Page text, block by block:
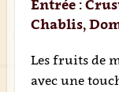
Entrée :
Chablis,
Les fruits de
avec une